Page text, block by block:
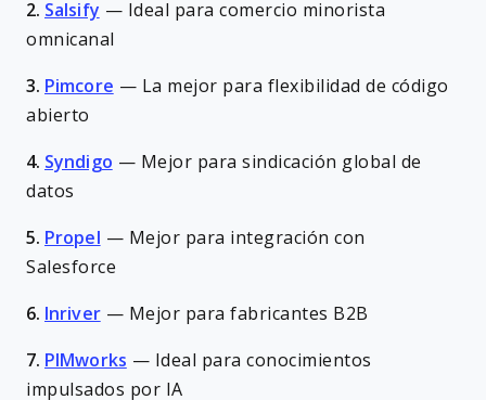
2. Salsify — Ideal para comercio minorista
omnicanal
3. Pimcore — La mejor para flexibilidad de código
abierto
4. Syndigo — Mejor para sindicación global de
datos
5. Propel — Mejor para integración con
Salesforce
6. Inriver — Mejor para fabricantes B2B
7. PIMworks — Ideal para conocimientos
impulsados por IA